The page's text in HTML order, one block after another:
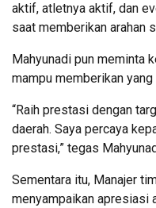
aktif, atletnya aktif, dan
saat memberikan arahan
Mahyunadi pun meminta
mampu memberikan
“Raih prestasi dengan
daerah. Saya percaya
prestasi,” tegas
Sementara itu, Manajer
menyampaikan apresiasi